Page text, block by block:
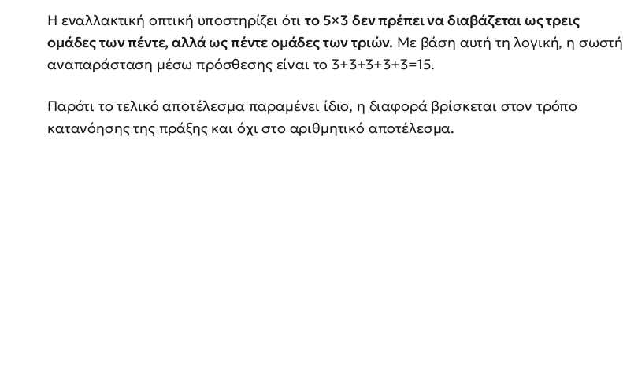
Η εναλλακτική οπτική υποστηρίζει ότιτο 5×3 δεν πρέπει να διαβάζεται ως τρεις
ομάδες των πέντε, αλλά ως πέντε ομάδες των τριών. Με βάση αυτή τη λογική, η σωστή
αναπαράσταση μέσω πρόσθεσης είναι το 3+3+3+3+3=15.
Παρότι το τελικό αποτέλεσμα παραμένει ίδιο, η διαφορά βρίσκεται στον τρόπο
κατανόησης της πράξης και όχι στο αριθμητικό αποτέλεσμα.